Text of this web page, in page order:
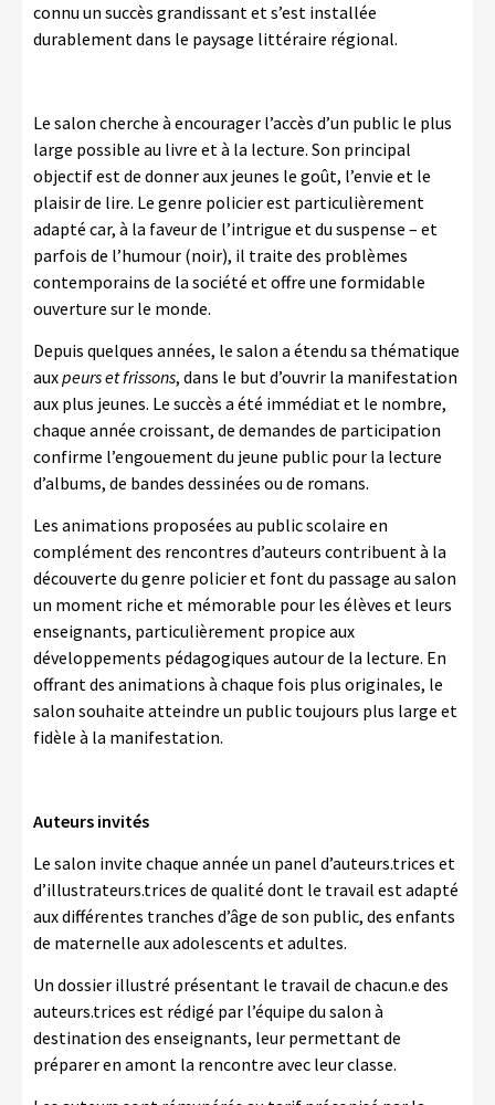
connu un succès grandissant et s’est installée
durablement dans le paysage littéraire régional.
Le salon cherche à encourager l’accès d’un public le plus
large possible au livre et à la lecture. Son principal
objectif est de donner aux jeunes le goût, l’envie et le
plaisir de lire. Le genre policier est particulièrement
adapté car, à la faveur de l’intrigue et du suspense – et
parfois de l’humour (noir), il traite des problèmes
contemporains de la société et offre une formidable
ouverture sur le monde.
Depuis quelques années, le salon a étendu sa thématique
auxpeurs et frissons, dans le but d’ouvrir la manifestation
aux plus jeunes. Le succès a été immédiat et le nombre,
chaque année croissant, de demandes de participation
confirme l’engouement du jeune public pour la lecture
d’albums, de bandes dessinées ou de romans.
Les animations proposées au public scolaire en
complément des rencontres d’auteurs contribuent à la
découverte du genre policier et font du passage au salon
un moment riche et mémorable pour les élèves et leurs
enseignants, particulièrement propice aux
développements pédagogiques autour de la lecture. En
offrant des animations à chaque fois plus originales, le
salon souhaite atteindre un public toujours plus large et
fidèle à la manifestation.
Auteurs invités
Le salon invite chaque année un panel d’auteurs.trices et
d’illustrateurs.trices de qualité dont le travail est adapté
aux différentes tranches d’âge de son public, des enfants
de maternelle aux adolescents et adultes.
Un dossier illustré présentant le travail de chacun.e des
auteurs.trices est rédigé par l’équipe du salon à
destination des enseignants, leur permettant de
préparer en amont la rencontre avec leur classe.